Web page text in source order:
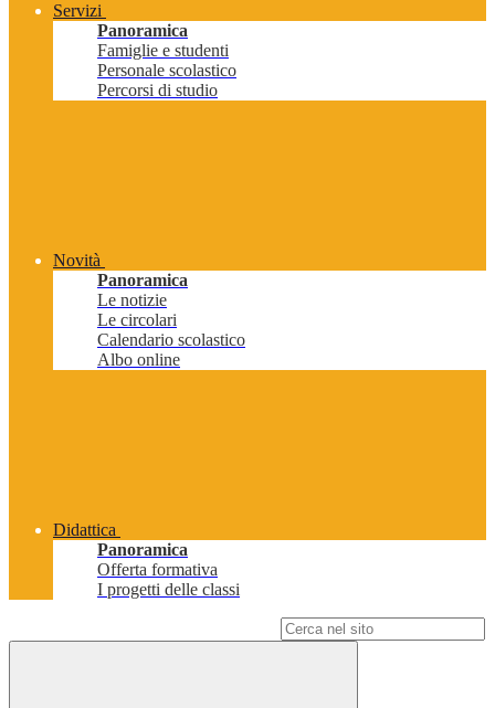
Servizi
Panoramica
Famiglie e studenti
Personale scolastico
Percorsi di studio
Novità
Panoramica
Le notizie
Le circolari
Calendario scolastico
Albo online
Didattica
Panoramica
Offerta formativa
I progetti delle classi